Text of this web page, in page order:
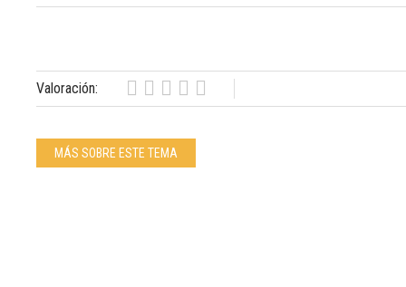
Valoración:
MÁS SOBRE ESTE TEMA